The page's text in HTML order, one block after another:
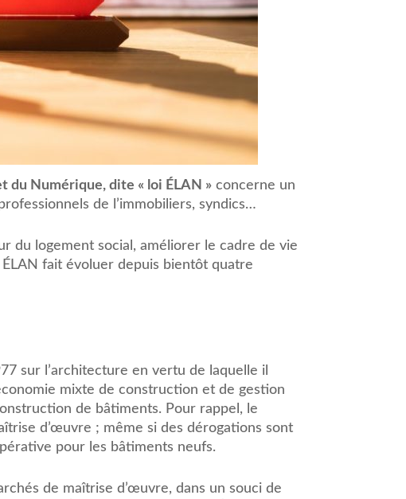
du Numérique, dite « loi ÉLAN » concerne un
de l’immobiliers, syndics…
du logement social, améliorer le cadre de vie
fait évoluer depuis bientôt quatre
sur l’architecture en vertu de laquelle il
mixte de construction et de gestion
de bâtiments. Pour rappel, le
d’œuvre ; même si des dérogations sont
pour les bâtiments neufs.
de maîtrise d’œuvre, dans un souci de